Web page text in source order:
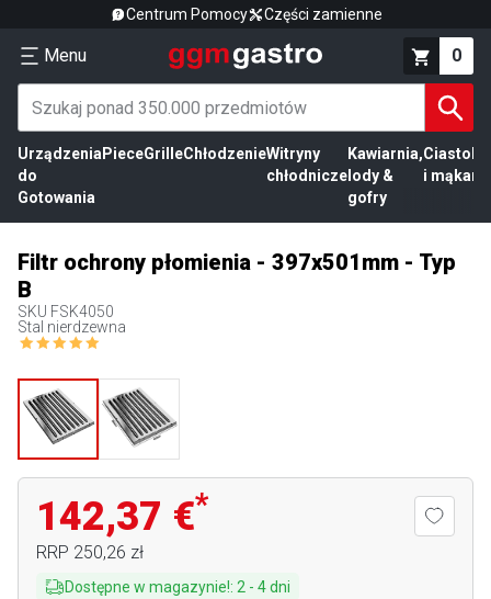
Centrum Pomocy Części zamienne
Menu 0
Urządzenia
do
Gotowania
PieceGrilleChłodzenieWitryny
chłodnicze
Kawiarnia,
lody &
gofry
Ciasto
i mąka
Filtr ochrony płomienia - 397x501mm - Typ
B
SKU FSK4050
Stal nierdzewna
142,37 €*
RRP 250,26 zł
Dostępne w magazynie!: 2 - 4dni